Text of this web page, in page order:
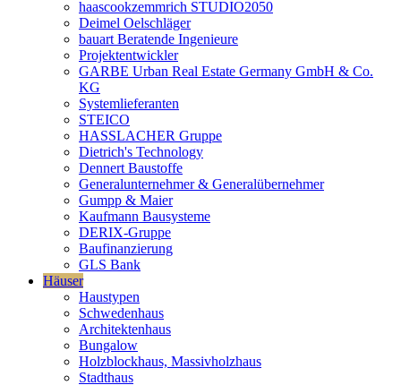
haascookzemmrich STUDIO2050
Deimel Oelschläger
bauart Beratende Ingenieure
Projektentwickler
GARBE Urban Real Estate Germany GmbH & Co.
KG
Systemlieferanten
STEICO
HASSLACHER Gruppe
Dietrich's Technology
Dennert Baustoffe
Generalunternehmer & Generalübernehmer
Gumpp & Maier
Kaufmann Bausysteme
DERIX-Gruppe
Baufinanzierung
GLS Bank
Häuser
Haustypen
Schwedenhaus
Architektenhaus
Bungalow
Holzblockhaus, Massivholzhaus
Stadthaus